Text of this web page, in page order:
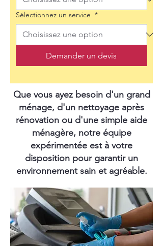
Sélectionnez un service *
Demander un devis
Que vous ayez besoin d'un grand
ménage, d'un nettoyage après
rénovation ou d'une simple aide
ménagère, notre équipe
expérimentée est à votre
disposition pour garantir un
environnement sain et agréable.